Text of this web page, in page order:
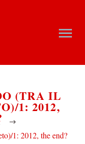
(TRA IL
1: 2012,
1: 2012, the end?